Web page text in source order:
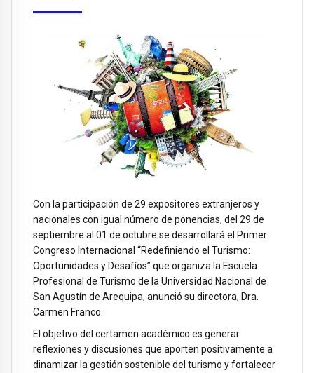
Con la participación de 29 expositores extranjeros y
nacionales con igual número de ponencias, del 29 de
septiembre al 01 de octubre se desarrollará el Primer
Congreso Internacional “Redefiniendo el Turismo:
Oportunidades y Desafíos” que organiza la Escuela
Profesional de Turismo de la Universidad Nacional de
San Agustín de Arequipa, anunció su directora, Dra.
Carmen Franco.
El objetivo del certamen académico es generar
reflexiones y discusiones que aporten positivamente a
dinamizar la gestión sostenible del turismo y fortalecer